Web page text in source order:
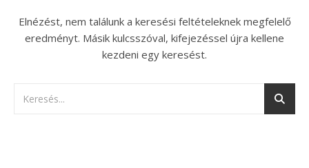
Elnézést, nem találunk a keresési feltételeknek megfelelő
eredményt. Másik kulcsszóval, kifejezéssel újra kellene
kezdeni egy keresést.